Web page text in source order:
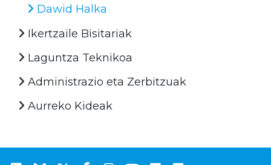
Dawid Halka
Ikertzaile Bisitariak
Laguntza Teknikoa
Administrazio eta Zerbitzuak
Aurreko Kideak